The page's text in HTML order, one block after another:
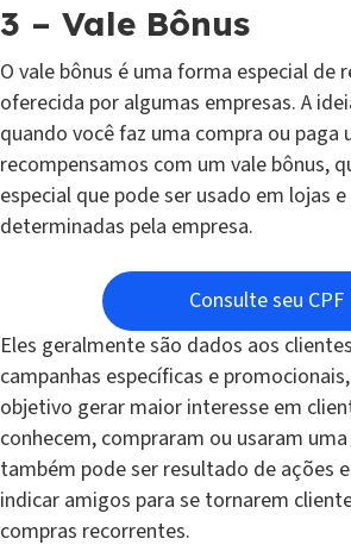
3 – Vale Bônus
O vale bônus é uma forma especial de
oferecida por algumas empresas. A
quando você faz uma compra ou paga
recompensamos com um vale bônus,
especial que pode ser usado em lojas
determinadas pela empresa.
Consulte seu CPF
Eles geralmente são dados aos
campanhas específicas e
objetivo gerar maior interesse em
conhecem, compraram ou usaram
também pode ser resultado de ações
indicar amigos para se tornarem
compras recorrentes.